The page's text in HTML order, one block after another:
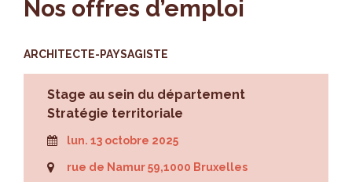
Nos offres d’emploi
ARCHITECTE-PAYSAGISTE
Stage au sein du département
Stratégie territoriale
lun. 13 octobre 2025
rue de Namur 59,1000 Bruxelles